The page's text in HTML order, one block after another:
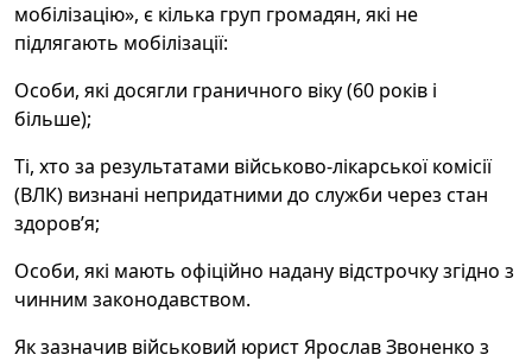
мобілізацію», є кілька груп громадян, які не
підлягають мобілізації:
Особи, які досягли граничного віку (60 років і
більше);
Ті, хто за результатами військово-лікарської комісії
(ВЛК) визнані непридатними до служби через стан
здоров’я;
Особи, які мають офіційно надану відстрочку згідно з
чинним законодавством.
Як зазначив військовий юрист Ярослав Звоненко з